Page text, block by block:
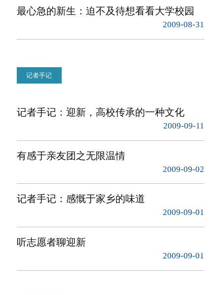
最心急的新生：迫不及待想看看大学校园
2009-08-31
记者手记
记者手记：迎新，高校传承的一种文化
2009-09-11
有感于亲友团之无限温情
2009-09-02
记者手记：感慨于家乡的味道
2009-09-01
听志愿者聊迎新
2009-09-01